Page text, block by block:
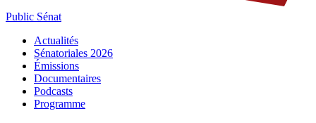
Public Sénat
Actualités
Sénatoriales 2026
Émissions
Documentaires
Podcasts
Programme